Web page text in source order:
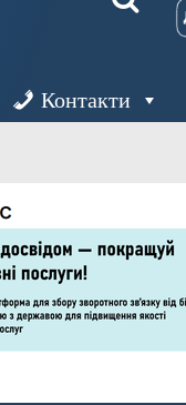
Контакти